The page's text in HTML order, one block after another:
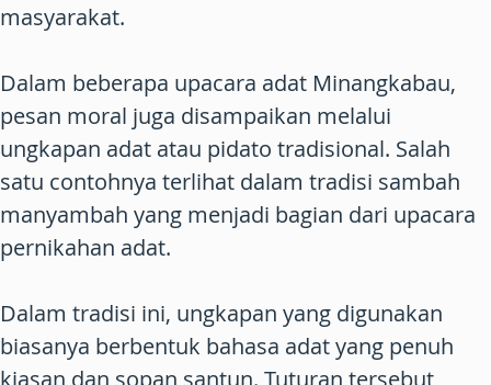
masyarakat.
Dalam beberapa upacara adat Minangkabau,
pesan moral juga disampaikan melalui
ungkapan adat atau pidato tradisional. Salah
satu contohnya terlihat dalam tradisi sambah
manyambah yang menjadi bagian dari upacara
pernikahan adat.
Dalam tradisi ini, ungkapan yang digunakan
biasanya berbentuk bahasa adat yang penuh
kiasan dan sopan santun. Tuturan tersebut